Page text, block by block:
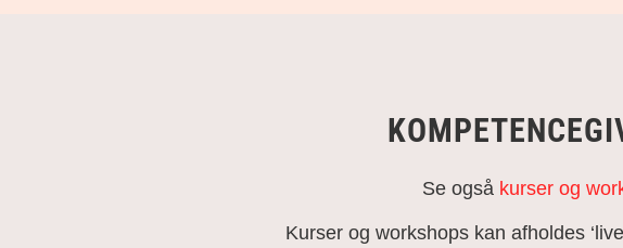
Se også kurser og
Kurser og workshops kan afholdes